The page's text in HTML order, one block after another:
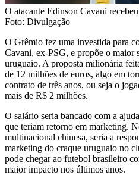
O atacante Edinson Cavani
Foto: Divulgação
O Grêmio fez uma investida para
Cavani, ex-PSG, e propõe o maior
uruguaio. A proposta milionária
de 12 milhões de euros, algo em
contrato de três anos, ou seja o
mais de R$ 2 milhões.
O salário seria bancado com a
que teriam retorno em marketing.
multinacional chinesa, seria a
marketing do craque uruguaio no
pode chegar ao futebol brasileiro
maior impacto nos últimos anos.